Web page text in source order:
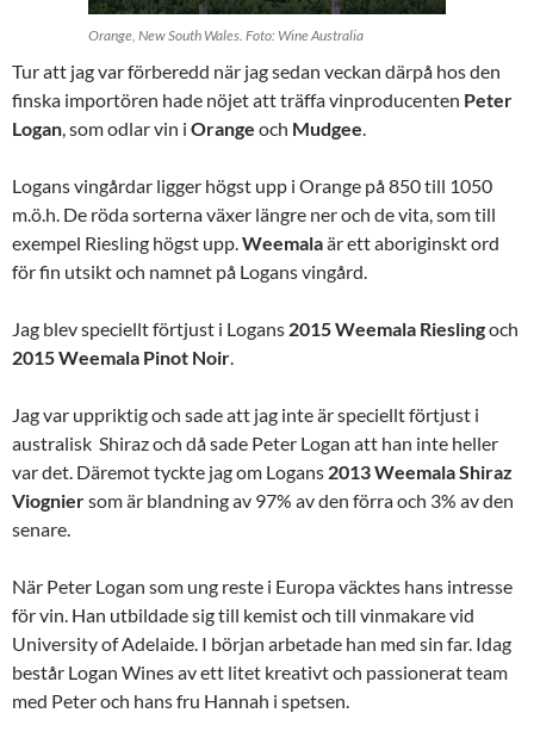
Orange, New South Wales. Foto: Wine Australia
Tur att jag var förberedd när jag sedan veckan därpå hos den
finska importören hade nöjet att träffa vinproducenten Peter
Logan, som odlar vin i Orange och Mudgee.
Logans vingårdar ligger högst upp i Orange på 850 till 1050
m.ö.h. De röda sorterna växer längre ner och de vita, som till
exempel Riesling högst upp.Weemalaär ett aboriginskt ord
för fin utsikt och namnet på Logans vingård.
Jag blev speciellt förtjust i Logans 2015 Weemala Rieslingoch
2015 Weemala Pinot Noir.
Jag var uppriktig och sade att jag inte är speciellt förtjust i
australisk Shiraz och då sade Peter Logan att han inte heller
var det. Däremot tyckte jag om Logans 2013 Weemala Shiraz
Viogniersom är blandning av 97% av den förra och 3% av den
senare.
När Peter Logan som ung reste i Europa väcktes hans intresse
för vin. Han utbildade sig till kemist och till vinmakare vid
University of Adelaide. I början arbetade han med sin far. Idag
består Logan Wines av ett litet kreativt och passionerat team
med Peter och hans fru Hannah i spetsen.